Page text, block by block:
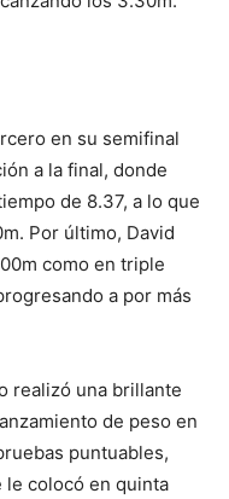
en su semifinal
a la final, donde
de 8.37, a lo que
Por último, David
como en triple
a por más
realizó una brillante
de peso en
puntuables,
le colocó en quinta